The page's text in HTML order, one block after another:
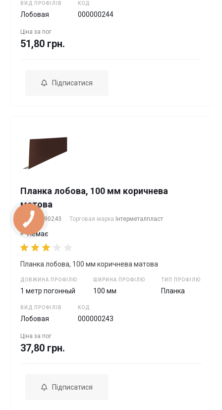
ВИД ПРОФІЛІВ
Лобовая
КОД
000000244
Ціна за пог
51,80 грн.
Підписатися
Планка лобова, 100 мм коричнева
матова
Артикул 90243 Торговая марка Інтерметалпласт
Немає
Планка лобова, 100 мм коричнева матова
ДОВЖИНА ПРОФІЛЮ
1 метр погонный
ШИРИНА ПРОФІЛЮ
100 мм
ТИП ПРОФІЛЮ
Планка
ВИД ПРОФІЛІВ
Лобовая
КОД
000000243
Ціна за пог
37,80 грн.
Підписатися